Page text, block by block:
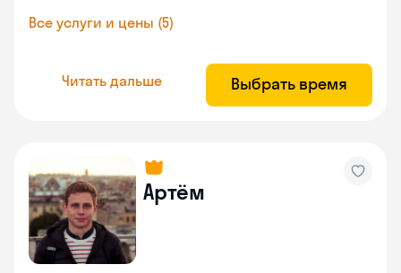
Все услуги и цены (5)
Читать дальше Выбрать время
Артём